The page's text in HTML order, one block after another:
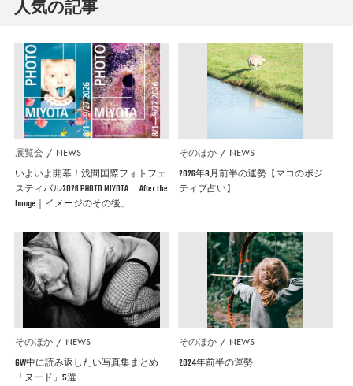
人気の記事
展覧会 NEWS
いよいよ開幕！浅間国際フォトフェ
スティバル2026 PHOTO MIYOTA 「After the
Image｜イメージのその後」
そのほか NEWS
2026年8月前半の運勢【マコのポジ
ティブ占い】
そのほか NEWS
GW中に読み返したい写真集まとめ
「ヌード」5選
そのほか NEWS
2024年前半の運勢